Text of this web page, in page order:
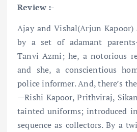
Review :-
Ajay and Vishal(Arjun Kapoor)
by a set of adamant
Tanvi Azmi; he, a notorious
and she, a conscientious
police informer. And, there’s
—Rishi Kapoor, Prithviraj,
tainted uniforms; introduced
sequence as collectors. By a